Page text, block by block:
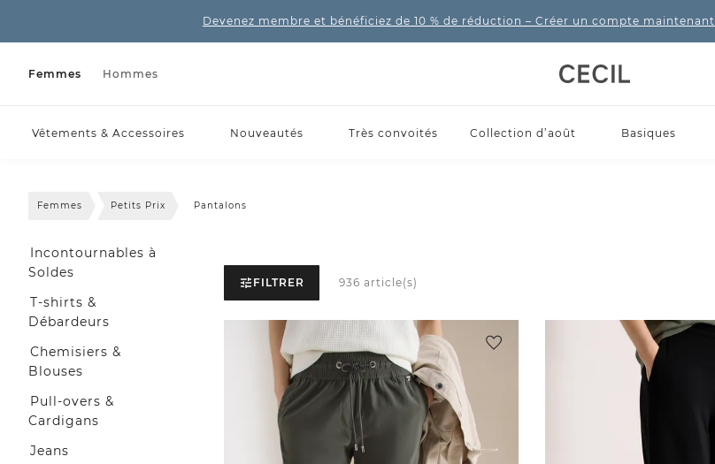
Devenez membre et bénéficiez de 10 % de réduction – Créer un compte maintenant
Femmes Hommes
Vêtements & Accessoires Nouveautés Très convoités Collection d’août Basiques
Femmes Petits Prix Pantalons
Incontournables à
Soldes
T-shirts &
Débardeurs
Chemisiers &
Blouses
Pull-overs &
Cardigans
Jeans
FILTRER 936 article(s)